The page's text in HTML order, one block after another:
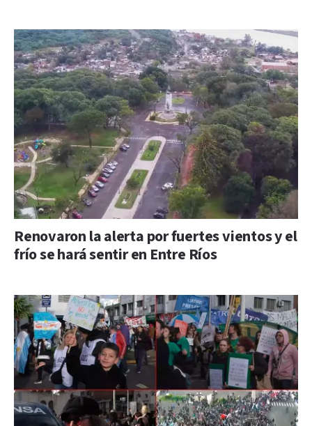
Renovaron la alerta por fuertes vientos y el
frío se hará sentir en Entre Ríos